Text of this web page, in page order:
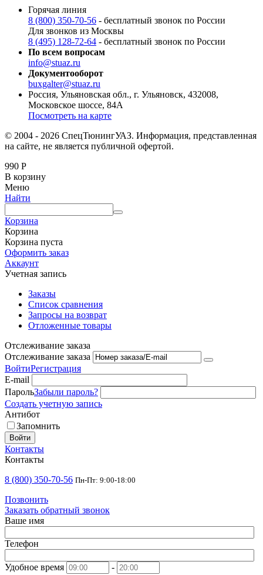
Горячая линия
8 (800) 350-70-56 - бесплатный звонок по России
Для звонков из Москвы
8 (495) 128-72-64 - бесплатный звонок по России
По всем вопросам
info@stuaz.ru
Документооборот
buxgalter@stuaz.ru
Россия, Ульяновская обл., г. Ульяновск, 432008,
Московское шоссе, 84А
Посмотреть на карте
© 2004 - 2026 СпецТюнингУАЗ. Информация, представленная
на сайте, не является публичной офертой.
990 Р
В корзину
Меню
Найти
Корзина
Корзина
Корзина пуста
Оформить заказ
Аккаунт
Учетная запись
Заказы
Список сравнения
Запросы на возврат
Отложенные товары
Отслеживание заказа
Отслеживание заказа
ВойтиРегистрация
E-mail
ПарольЗабыли пароль?
Создать учетную запись
Антибот
Запомнить
Войти
Контакты
Контакты
8 (800) 350-70-56 Пн-Пт: 9:00-18:00
Позвонить
Заказать обратный звонок
Ваше имя
Телефон
Удобное время
-